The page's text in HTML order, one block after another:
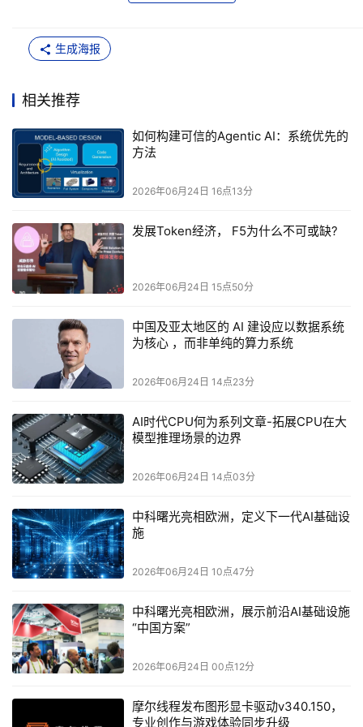
降低了意外风险。领先团队通常在硬件实现之前就对系统进
通常依托 CI/CD
并主动执行模型、测试与验证活动，加速整个开发流程。它
通过调用基于模型设计中可自动化的部分，遵循既定流程模
型来完成各项工程步骤。在这一环境中，能够在早期就针对
系统行为对由智能代理驱动的变更进行评估，从而避免在后
期集成阶段暴露问题。工程师依然负责监督代理过程与结
执行过程始终以系统级证据为依据，而非孤立输出。
确定性验证构建信任基础
证，即能够提供一致、可审计的证据，用于追溯与安全评
审。系统优先工程团队以可执行规范取代易产生理解偏差的
文档，这些规范贯穿系统架构与设计、代码生成到测试全过
程，确保每一项由代理驱动的变更都能依据同一系统行为进
在软件可以日更迭代、而硬件开发周期以周甚至月计的背景
下，依赖硬件进行验证已不可行。团队通过持续仿真已建立
的系统模型，减少对昂贵硬件测试的依赖。所有软件、架构
这使团队能够在问题进入硬件阶段之前，就发现系统级故
障，例如时序未达标或内存占用异常。基于这种可重复的验
证证据，团队能够在任务复杂度不断提升的情况下，对
生成海报
相关推荐
​如何构建可信的Agentic AI：系统优先的
方法
2026年06月24日 16点13分
发展Token经济， F5为什么不可或缺?
2026年06月24日 15点50分
中国及亚太地区的 AI 建设应以数据系统
为核心 ，而非单纯的算力系统
2026年06月24日 14点23分
AI时代CPU何为系列文章-拓展CPU在大
模型推理场景的边界
2026年06月24日 14点03分
中科曙光亮相欧洲，定义下一代AI基础设
施
2026年06月24日 10点47分
中科曙光亮相欧洲，展示前沿AI基础设施
“中国方案”
2026年06月24日 00点12分
摩尔线程发布图形显卡驱动v340.150，
专业创作与游戏体验同步升级